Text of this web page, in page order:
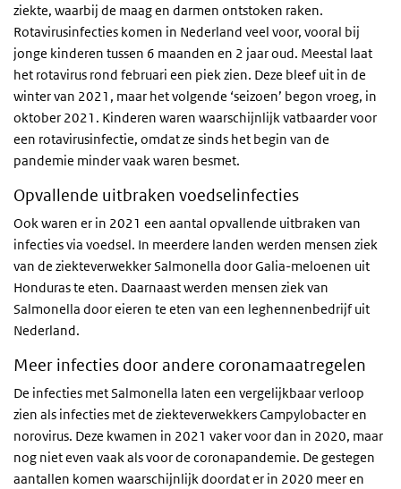
ziekte, waarbij de maag en darmen ontstoken raken.
Rotavirusinfecties komen in Nederland veel voor, vooral bij
jonge kinderen tussen 6 maanden en 2 jaar oud. Meestal laat
het rotavirus rond februari een piek zien. Deze bleef uit in de
winter van 2021, maar het volgende ‘seizoen’ begon vroeg, in
oktober 2021. Kinderen waren waarschijnlijk vatbaarder voor
een rotavirusinfectie, omdat ze sinds het begin van de
pandemie minder vaak waren besmet.
Opvallende uitbraken voedselinfecties
Ook waren er in 2021 een aantal opvallende uitbraken van
infecties via voedsel. In meerdere landen werden mensen ziek
van de ziekteverwekker Salmonella door Galia-meloenen uit
Honduras te eten. Daarnaast werden mensen ziek van
Salmonella door eieren te eten van een leghennenbedrijf uit
Nederland.
Meer infecties door andere coronamaatregelen
De infecties met Salmonella laten een vergelijkbaar verloop
zien als infecties met de ziekteverwekkers Campylobacter en
norovirus. Deze kwamen in 2021 vaker voor dan in 2020, maar
nog niet even vaak als voor de coronapandemie. De gestegen
aantallen komen waarschijnlijk doordat er in 2020 meer en